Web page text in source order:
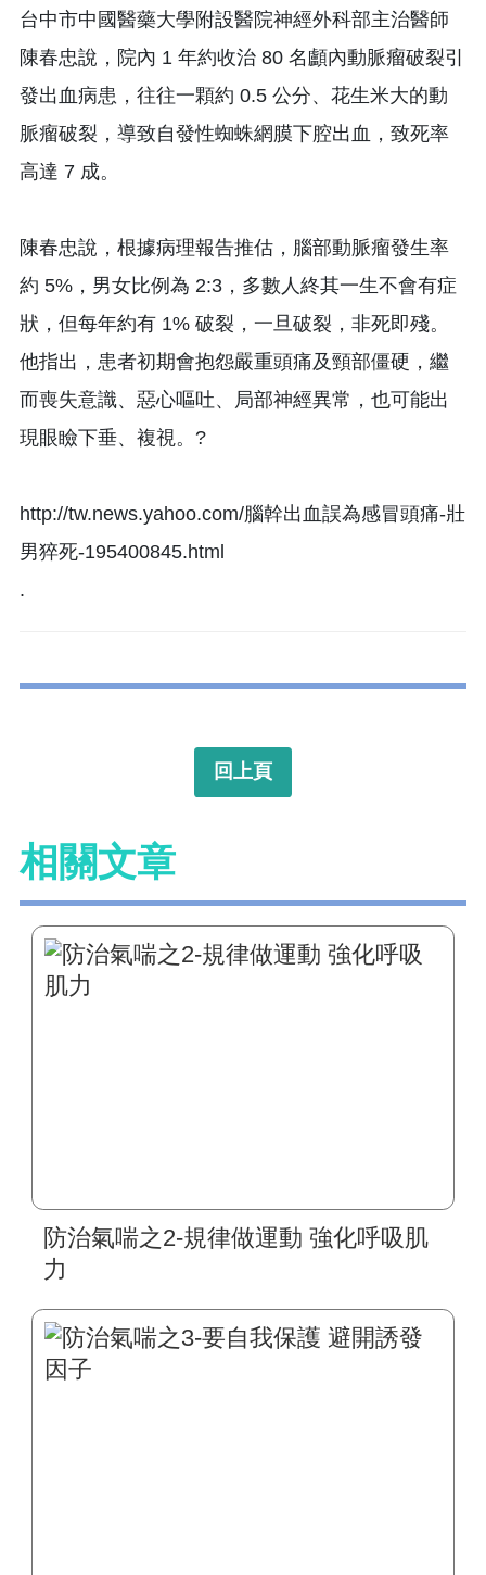
台中市中國醫藥大學附設醫院神經外科部主治醫師
陳春忠說，院內 1 年約收治 80 名顱內動脈瘤破裂引
發出血病患，往往一顆約 0.5 公分、花生米大的動
脈瘤破裂，導致自發性蜘蛛網膜下腔出血，致死率
高達 7 成。
陳春忠說，根據病理報告推估，腦部動脈瘤發生率
約 5%，男女比例為 2:3，多數人終其一生不會有症
狀，但每年約有 1% 破裂，一旦破裂，非死即殘。
他指出，患者初期會抱怨嚴重頭痛及頸部僵硬，繼
而喪失意識、惡心嘔吐、局部神經異常，也可能出
現眼瞼下垂、複視。?
http://tw.news.yahoo.com/腦幹出血誤為感冒頭痛-壯
男猝死-195400845.html
.
回上頁
相關文章
防治氣喘之2-規律做運動 強化呼吸肌
力